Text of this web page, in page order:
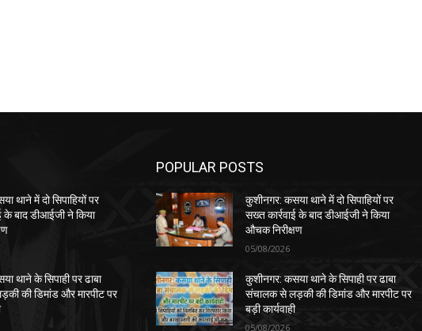
थाने में दो सिपाहियों पर
के बाद डीआईजी ने किया
थाने के सिपाही पर ढाबा
की डिमांड और मारपीट पर
POPULAR POSTS
कुशीनगर: कसया थाने में दो सिपाहियों पर
सख्त कार्रवाई के बाद डीआईजी ने किया
औचक निरीक्षण
05/08/2026
कुशीनगर: कसया थाने के सिपाही पर ढाबा
संचालक से लड़की की डिमांड और मारपीट पर
बड़ी कार्यवाही
05/08/2026